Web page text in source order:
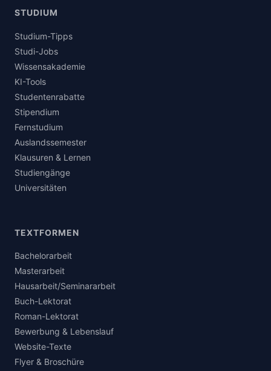
STUDIUM
Studium-Tipps
Studi-Jobs
Wissensakademie
KI-Tools
Studentenrabatte
Stipendium
Fernstudium
Auslandssemester
Klausuren & Lernen
Studiengänge
Universitäten
TEXTFORMEN
Bachelorarbeit
Masterarbeit
Hausarbeit/Seminararbeit
Buch-Lektorat
Roman-Lektorat
Bewerbung & Lebenslauf
Website-Texte
Flyer & Broschüre